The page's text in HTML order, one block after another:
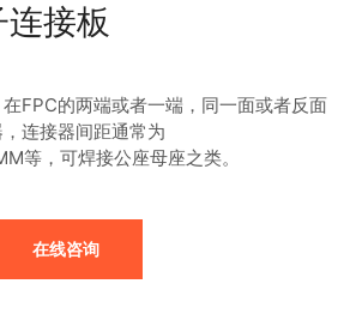
连接板
FPC的两端或者一端，同一面或者反面
连接器间距通常为
等，可焊接公座母座之类。
在线咨询